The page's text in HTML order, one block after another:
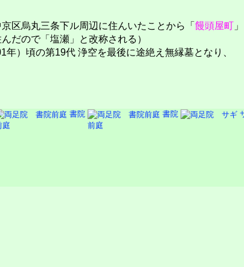
区烏丸三条下ル周辺に住んいたことから「 饅頭屋町
だので「塩瀬」と改称される）
）頃の第19代 浄空を最後に途絶え無縁墓となり、
書院
庭
書院
前庭